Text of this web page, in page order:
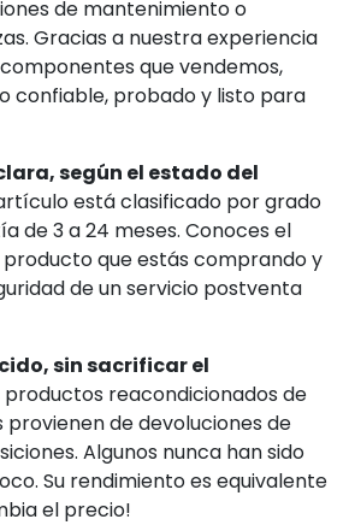
de mantenimiento o
Gracias a nuestra experiencia
que vendemos,
confiable, probado y listo para
según el estado del
está clasificado por grado
de 3 a 24 meses. Conoces el
que estás comprando y
de un servicio postventa
sin sacrificar el
productos reacondicionados de
provienen de devoluciones de
Algunos nunca han sido
Su rendimiento es equivalente
el precio!